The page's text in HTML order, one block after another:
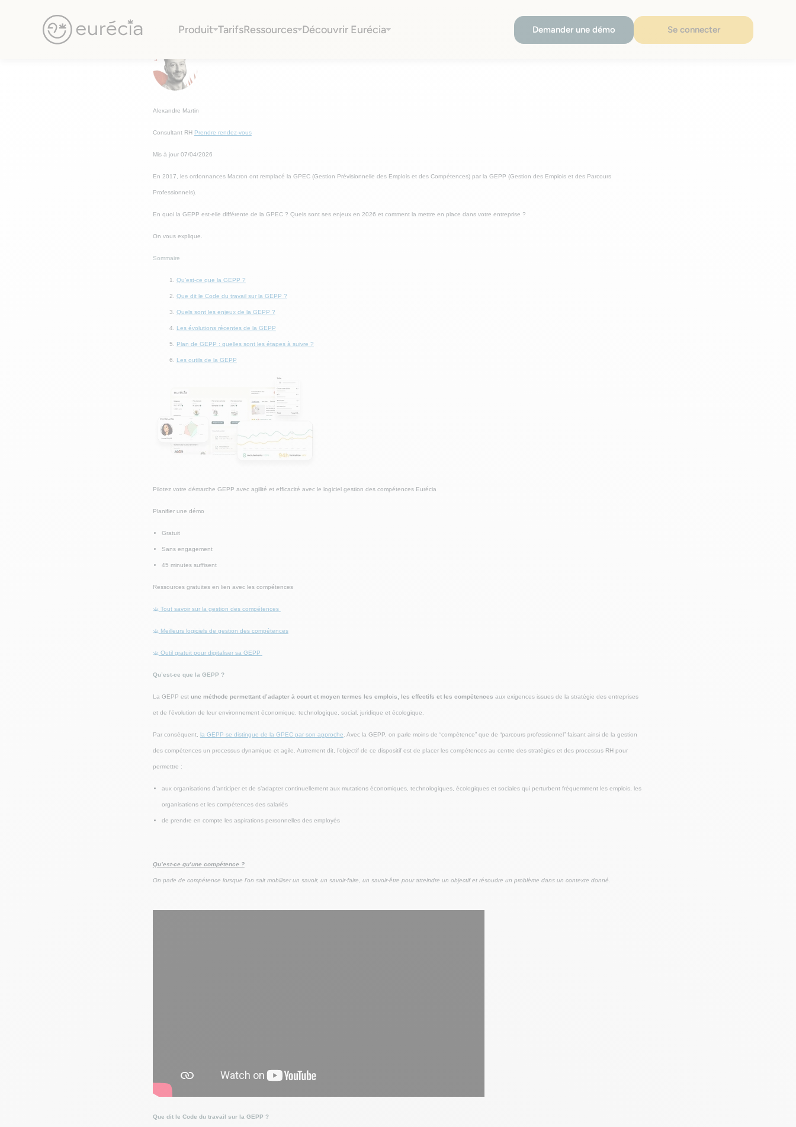
Produit TarifsRessources Découvrir Eurécia Demander une démo Se connecter
Alexandre Martin
Consultant RH Prendre rendez-vous
Mis à jour 07/04/2026
En 2017, les ordonnances Macron ont remplacé la GPEC (Gestion Prévisionnelle des Emplois et des Compétences) par la GEPP (Gestion des Emplois et des Parcours
Professionnels).
En quoi la GEPP est-elle différente de la GPEC ? Quels sont ses enjeux en 2026 et comment la mettre en place dans votre entreprise ?
On vous explique.
Sommaire
Qu’est-ce que la GEPP ?
Que dit le Code du travail sur la GEPP ?
Quels sont les enjeux de la GEPP ?
Les évolutions récentes de la GEPP
Plan de GEPP : quelles sont les étapes à suivre ?
Les outils de la GEPP
Pilotez votre démarche GEPP avec agilité et efficacité avec le logiciel gestion des compétences Eurécia
Planifier une démo
Gratuit
Sans engagement
45 minutes suffisent
Ressources gratuites en lien avec les compétences
Tout savoir sur la gestion des compétences
Meilleurs logiciels de gestion des compétences
Outil gratuit pour digitaliser sa GEPP
Qu’est-ce que la GEPP ?
La GEPP est une méthode permettant d’adapter à court et moyen termes les emplois, les effectifs et les compétences aux exigences issues de la stratégie des entreprises
et de l’évolution de leur environnement économique, technologique, social, juridique et écologique.
Par conséquent, la GEPP se distingue de la GPEC par son approche . Avec la GEPP, on parle moins de “compétence” que de “parcours professionnel” faisant ainsi de la gestion
des compétences un processus dynamique et agile. Autrement dit, l’objectif de ce dispositif est de placer les compétences au centre des stratégies et des processus RH pour
permettre :
aux organisations d’anticiper et de s’adapter continuellement aux mutations économiques, technologiques, écologiques et sociales qui perturbent fréquemment les emplois, les
organisations et les compétences des salariés
de prendre en compte les aspirations personnelles des employés
Qu’est-ce qu’une compétence ?
On parle de compétence lorsque l’on sait mobiliser un savoir, un savoir-faire, un savoir-être pour atteindre un objectif et résoudre un problème dans un contexte donné.
Que dit le Code du travail sur la GEPP ?